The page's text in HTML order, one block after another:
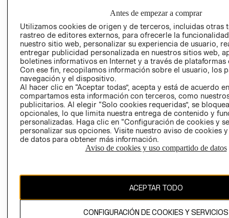
TRANSPARENCIA
Y ÉTICA (INGLÉS)
DE INDUSTRIA Y
COMERCIO - SIC
PETICIONES
QUEJAS Y
RECLAMOS
Colombia ($)
El contenido de esta página web está protegido por copyright y es
propiedad de H&M Hennes & Mauritz AB.
Antes de empezar a comprar
Utilizamos cookies de origen y de terceros, incluidas otras
rastreo de editores externos, para ofrecerle la
nuestro sitio web, personalizar su experiencia de usuario,
entregar publicidad personalizada en nuestros sitios web,
boletines informativos en Internet y a través de plataformas
Con ese fin, recopilamos información sobre el usuario, los
navegación y el dispositivo.
Al hacer clic en “Aceptar todas”, acepta y está de acuerdo
compartamos esta información con terceros, como
publicitarios. Al elegir “Solo cookies requeridas”, se
opcionales, lo que limita nuestra entrega de contenido y
personalizadas. Haga clic en “Configuración de cookies y
personalizar sus opciones. Visite nuestro aviso de cookies
de datos para obtener más información.
Aviso de cookies y uso compartido de datos
ACEPTAR TODO
CONFIGURACIÓN DE COOKIES Y SERVICIOS